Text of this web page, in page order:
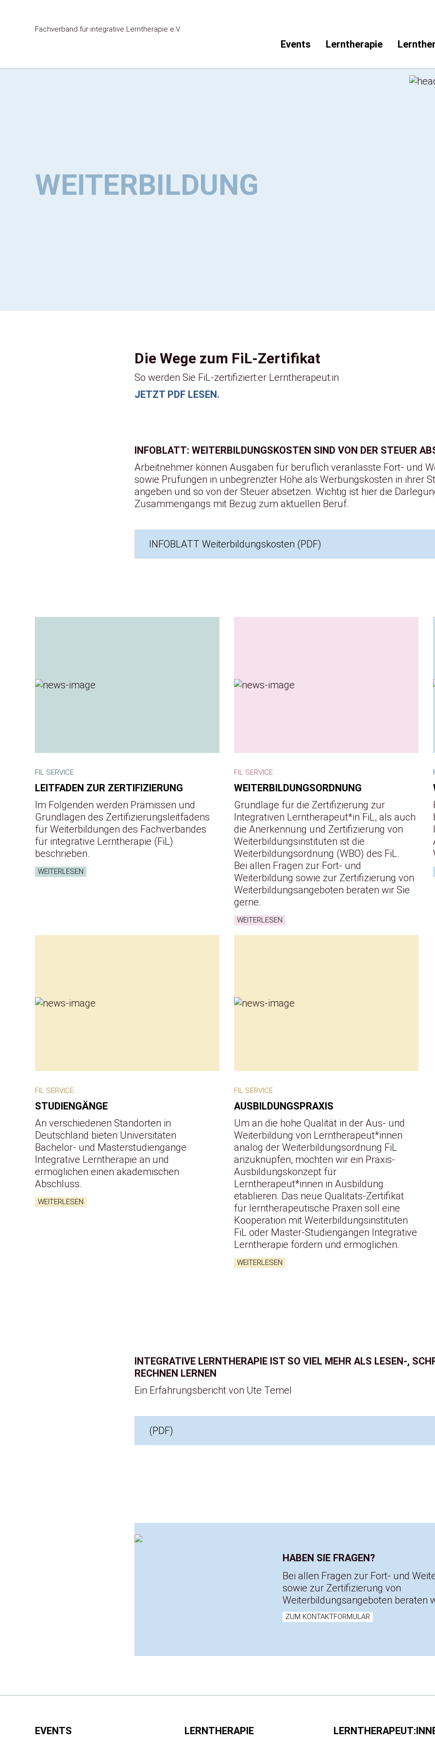
Fachverband für integrative Lerntherapie e.V.
Events Lerntherapie
WEITERBILDUNG
Die Wege zum FiL-Zertifikat
So werden Sie FiL-zertifiziert:er Lerntherapeut:in
JETZT PDF LESEN.
INFOBLATT: WEITERBILDUNGSKOSTEN SIND VON DER STEUER
Arbeitnehmer können Ausgaben für beruflich veranlasste Fort- und
sowie Prüfungen in unbegrenzter Höhe als Werbungskosten in ihrer
angeben und so von der Steuer absetzen. Wichtig ist hier die
Zusammengangs mit Bezug zum aktuellen Beruf.
INFOBLATT Weiterbildungskosten (PDF)
FIL SERVICE
LEITFADEN ZUR ZERTIFIZIERUNG
Im Folgenden werden Prämissen und
Grundlagen des Zertifizierungsleitfadens
für Weiterbildungen des Fachverbandes
für integrative Lerntherapie (FiL)
beschrieben.
WEITERLESEN
FIL SERVICE
WEITERBILDUNGSORDNUNG
Grundlage für die Zertifizierung zur
Integrativen Lerntherapeut*in FiL, als auch
die Anerkennung und Zertifizierung von
Weiterbildungsinstituten ist die
Weiterbildungsordnung (WBO) des FiL.
Bei allen Fragen zur Fort- und
Weiterbildung sowie zur Zertifizierung von
Weiterbildungsangeboten beraten wir Sie
gerne.
WEITERLESEN
FIL SERVICE
STUDIENGÄNGE
An verschiedenen Standorten in
Deutschland bieten Universitäten
Bachelor- und Masterstudiengänge
Integrative Lerntherapie an und
ermöglichen einen akademischen
Abschluss.
WEITERLESEN
FIL SERVICE
AUSBILDUNGSPRAXIS
Um an die hohe Qualität in der Aus- und
Weiterbildung von Lerntherapeut*innen
analog der Weiterbildungsordnung FiL
anzuknüpfen, möchten wir ein Praxis-
Ausbildungskonzept für
Lerntherapeut*innen in Ausbildung
etablieren. Das neue Qualitäts-Zertifikat
für lerntherapeutische Praxen soll eine
Kooperation mit Weiterbildungsinstituten
FiL oder Master-Studiengängen Integrative
Lerntherapie fördern und ermöglichen.
WEITERLESEN
INTEGRATIVE LERNTHERAPIE IST SO VIEL MEHR ALS LESEN-,
RECHNEN LERNEN
Ein Erfahrungsbericht von Ute Temel
(PDF)
HABEN SIE FRAGEN?
Bei allen Fragen zur Fort- und
sowie zur Zertifizierung von
Weiterbildungsangeboten beraten
ZUM KONTAKTFORMULAR
EVENTS LERNTHERAPIE